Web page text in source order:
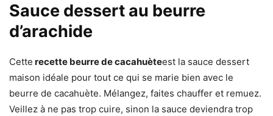
Sauce dessert au beurre
d’arachide
Cette recette beurre de cacahuèteest la sauce dessert
maison idéale pour tout ce qui se marie bien avec le
beurre de cacahuète. Mélangez, faites chauffer et remuez.
Veillez à ne pas trop cuire, sinon la sauce deviendra trop